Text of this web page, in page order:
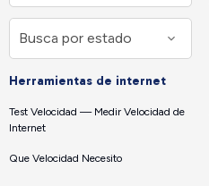
Herramientas de internet
Test Velocidad — Medir Velocidad de
Internet
Que Velocidad Necesito